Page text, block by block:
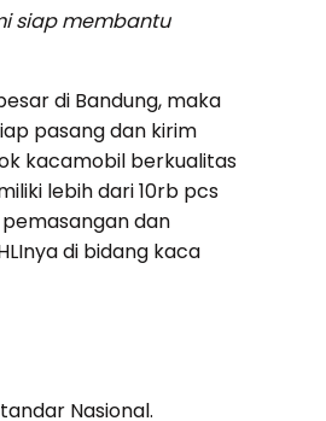
siap membantu
di Bandung, maka
pasang dan kirim
kacamobil berkualitas
lebih dari 10rb pcs
dan
di bidang kaca
Nasional.